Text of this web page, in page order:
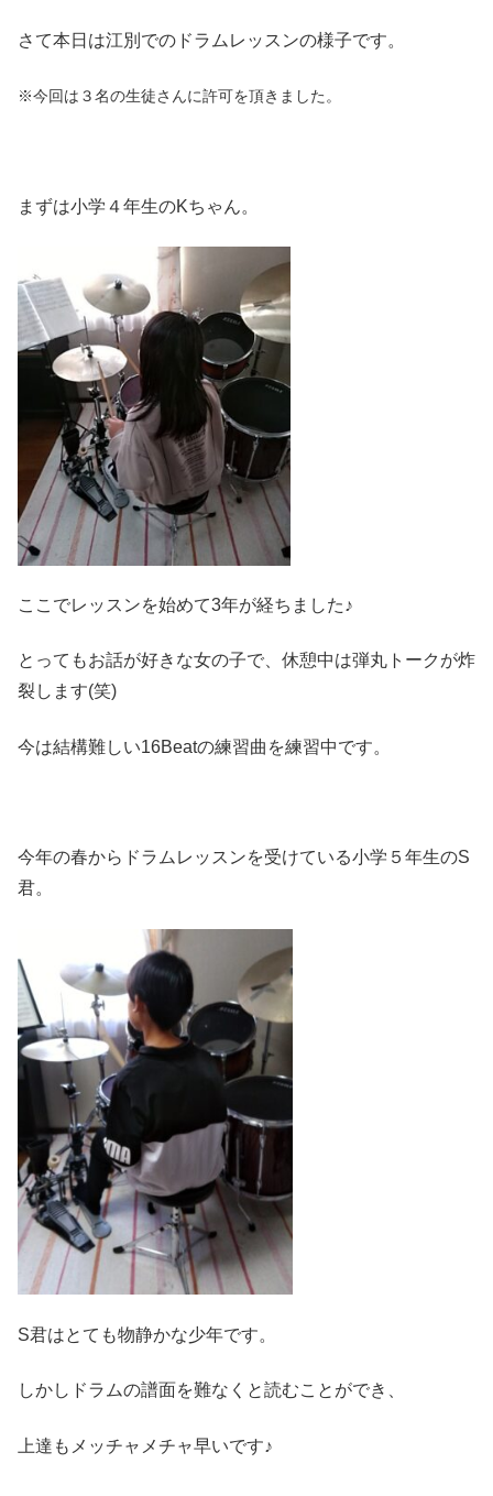
さて本日は江別でのドラムレッスンの様子です。
※今回は３名の生徒さんに許可を頂きました。
まずは小学４年生のKちゃん。
ここでレッスンを始めて3年が経ちました♪
とってもお話が好きな女の子で、休憩中は弾丸トークが炸
裂します(笑)
今は結構難しい16Beatの練習曲を練習中です。
今年の春からドラムレッスンを受けている小学５年生のS
君。
S君はとても物静かな少年です。
しかしドラムの譜面を難なくと読むことができ、
上達もメッチャメチャ早いです♪